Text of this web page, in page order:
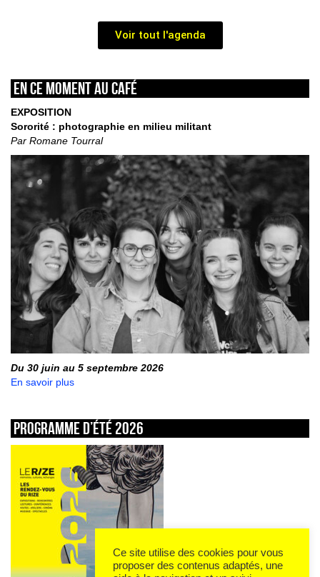
Voir tout l'agenda
En ce moment au café
EXPOSITION
Sororité : photographie en milieu militant
Par Romane Tourral
Du 30 juin au 5 septembre 2026
En savoir plus
Programme d’été 2026
Ce site utilise des cookies pour vous
proposer des contenus adaptés, une